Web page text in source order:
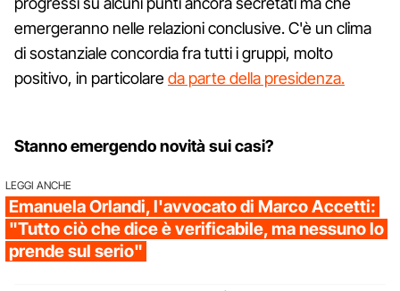
emergeranno nelle relazioni conclusive. C'è un clima
di sostanziale concordia fra tutti i gruppi, molto
positivo, in particolareda parte della presidenza.
Stanno emergendo novità sui casi?
LEGGI ANCHE
Emanuela Orlandi, l'avvocato di Marco Accetti:
"Tutto ciò che dice è verificabile, ma nessuno lo
prende sul serio"